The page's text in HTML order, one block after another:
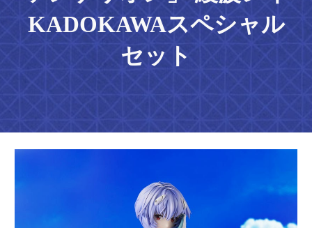
KADOKAWAスペシャル
セット